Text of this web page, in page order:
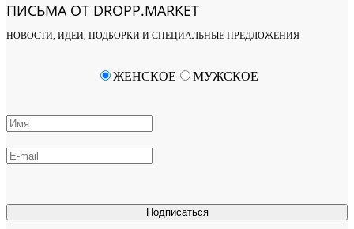
ПИСЬМА ОТ DROPP.MARKET
НОВОСТИ, ИДЕИ, ПОДБОРКИ И СПЕЦИАЛЬНЫЕ ПРЕДЛОЖЕНИЯ
Подписаться
ЖЕНСКОЕ МУЖСКОЕ